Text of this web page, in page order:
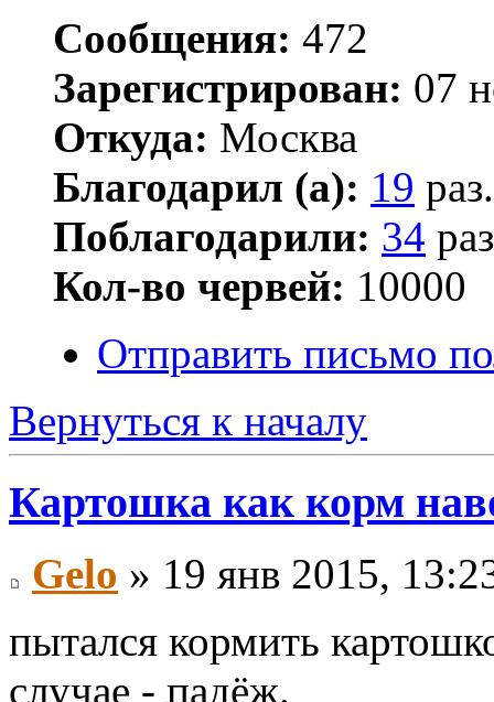
Сообщения: 472
Зарегистрирован: 07
Откуда: Москва
Благодарил (а): 19 раз.
Поблагодарили: 34
Кол-во червей: 10000
Отправить письмо
Вернуться к началу
Картошка как корм
Gelo » 19 янв 2015,
пытался кормить
случае - падёж.